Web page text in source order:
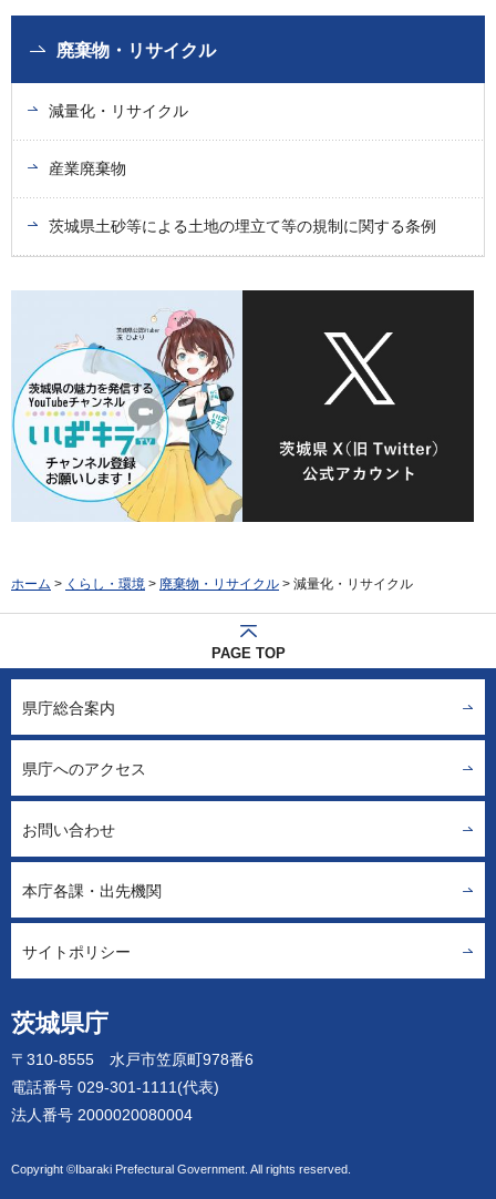
廃棄物・リサイクル
減量化・リサイクル
産業廃棄物
茨城県土砂等による土地の埋立て等の規制に関する条例
ホーム > くらし・環境 > 廃棄物・リサイクル > 減量化・リサイクル
PAGE TOP
茨城県庁
〒310-8555 水戸市笠原町978番6
電話番号 029-301-1111(代表)
法人番号 2000020080004
Copyright ©Ibaraki Prefectural Government. All rights reserved.
県庁総合案内
県庁へのアクセス
お問い合わせ
本庁各課・出先機関
サイトポリシー